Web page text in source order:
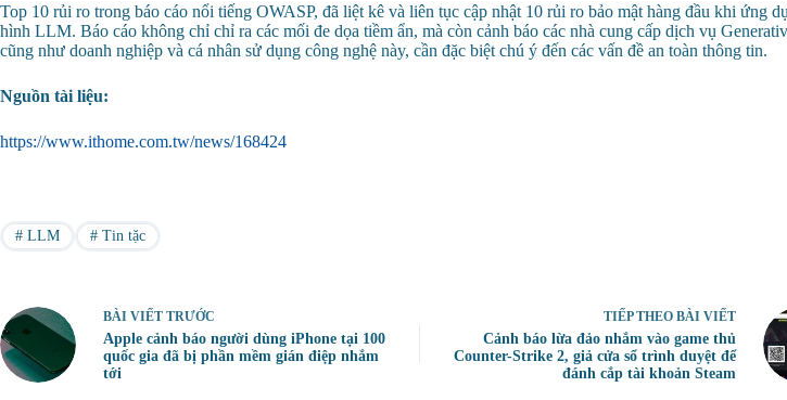
Top 10 rủi ro trong báo cáo nổi tiếng OWASP, đã liệt kê và liên tục cập nhật 10 rủi ro bảo mật hàng đầu khi ứng
hình LLM. Báo cáo không chỉ chỉ ra các mối đe dọa tiềm ẩn, mà còn cảnh báo các nhà cung cấp dịch vụ
cũng như doanh nghiệp và cá nhân sử dụng công nghệ này, cần đặc biệt chú ý đến các vấn đề an toàn thông tin.
Nguồn tài liệu:
https://www.ithome.com.tw/news/168424
#LLM #Tin tặc
BÀI VIẾT TRƯỚC
Apple cảnh báo người dùng iPhone tại 100
quốc gia đã bị phần mềm gián điệp nhắm
tới
TIẾP THEO BÀI VIẾT
Cảnh báo lừa đảo nhắm vào game thủ
Counter-Strike 2, giả cửa sổ trình duyệt để
đánh cắp tài khoản Steam